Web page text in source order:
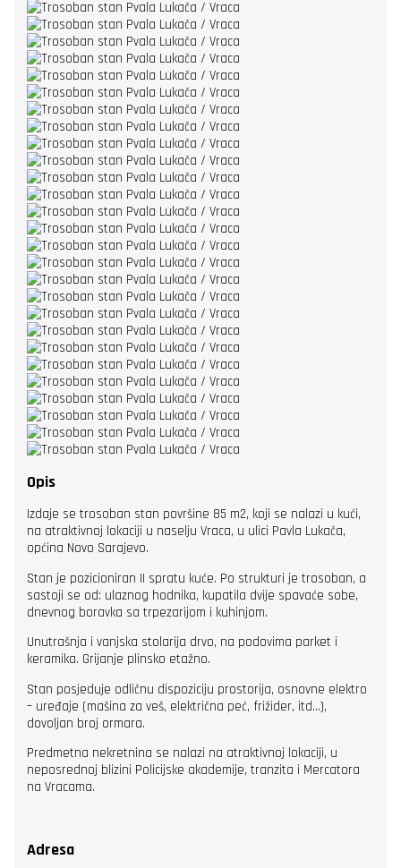
Opis
Izdaje se trosoban stan površine 85 m2, koji se nalazi u kući,
na atraktivnoj lokaciji u naselju Vraca, u ulici Pavla Lukača,
općina Novo Sarajevo.
Stan je pozicioniran II spratu kuće. Po strukturi je trosoban, a
sastoji se od: ulaznog hodnika, kupatila dvije spavaće sobe,
dnevnog boravka sa trpezarijom i kuhinjom.
Unutrašnja i vanjska stolarija drvo, na podovima parket i
keramika. Grijanje plinsko etažno.
Stan posjeduje odličnu dispoziciju prostorija, osnovne elektro
– uređaje (mašina za veš, električna peć, frižider, itd…),
dovoljan broj ormara.
Predmetna nekretnina se nalazi na atraktivnoj lokaciji, u
neposrednoj blizini Policijske akademije, tranzita i Mercatora
na Vracama.
Adresa